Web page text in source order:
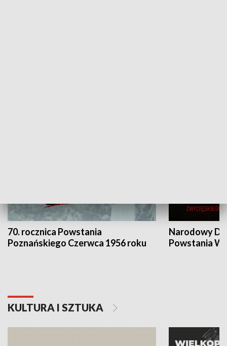
70. rocznica Powstania
Poznańskiego Czerwca 1956 roku
Narodowy
Powstania
KULTURA I SZTUKA